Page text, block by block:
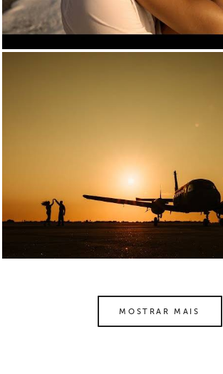
MOSTRAR MAIS